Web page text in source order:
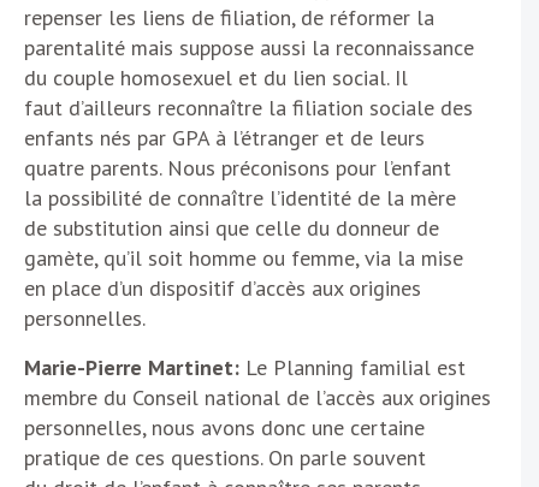
repenser les liens de filiation, de réformer la
parentalité mais suppose aussi la reconnaissance
du couple homosexuel et du lien social. Il
faut d’ailleurs reconnaître la filiation sociale des
enfants nés par GPA à l’étranger et de leurs
quatre parents. Nous préconisons pour l’enfant
la possibilité de connaître l’identité de la mère
de substitution ainsi que celle du donneur de
gamète, qu’il soit homme ou femme, via la mise
en place d’un dispositif d’accès aux origines
personnelles.
Marie-Pierre Martinet: Le Planning familial est
membre du Conseil national de l’accès aux origines
personnelles, nous avons donc une certaine
pratique de ces questions. On parle souvent